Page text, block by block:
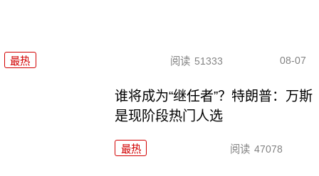
最热 阅读 51333 08-07
谁将成为“继任者”？特朗普：万斯
是现阶段热门人选
最热 阅读 47078